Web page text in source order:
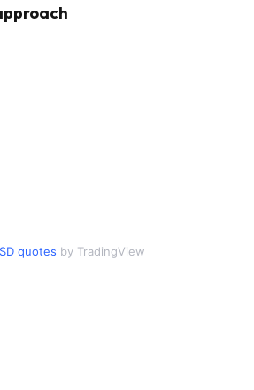
quotes by TradingView